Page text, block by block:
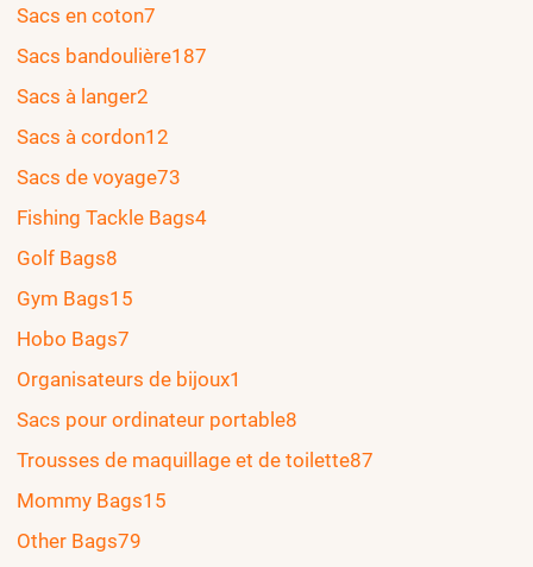
Sacs en coton7
Sacs bandoulière187
Sacs à langer2
Sacs à cordon12
Sacs de voyage73
Fishing Tackle Bags4
Golf Bags8
Gym Bags15
Hobo Bags7
Organisateurs de bijoux1
Sacs pour ordinateur portable8
Trousses de maquillage et de toilette87
Mommy Bags15
Other Bags79